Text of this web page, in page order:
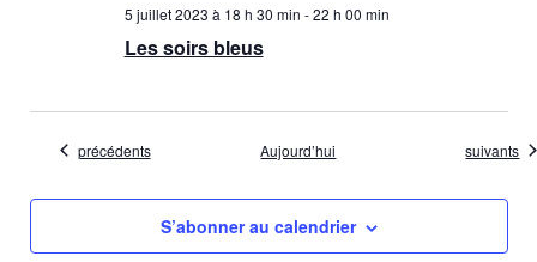
Les soirs bleus
5 juillet 2023 à 18 h 30 min -22 h 00 min
Évènements
précédents Aujourd’hui suivants
S’abonner au calendrier